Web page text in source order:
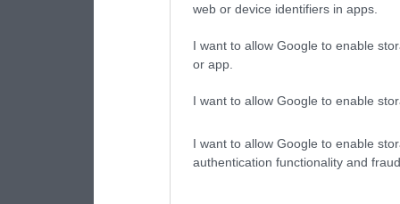
web or device identifiers in apps.
I want to allow Google to enable
or app.
I want to allow Google to enable
I want to allow Google to enable
authentication functionality and